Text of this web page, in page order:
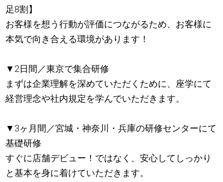
足8割】
お客様を想う行動が評価につながるため、お客様に
本気で向き合える環境があります！
▼2日間／東京で集合研修
まずは企業理解を深めていただくために、座学にて
経営理念や社内規定を学んでいただきます。
▼3ヶ月間／宮城・神奈川・兵庫の研修センターにて
基礎研修
すぐに店舗デビュー！ではなく、安心してしっかり
と基本を身に着けていただきます。